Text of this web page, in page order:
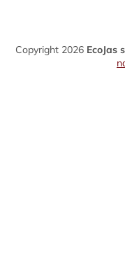
Copyright 2026 EcoJas